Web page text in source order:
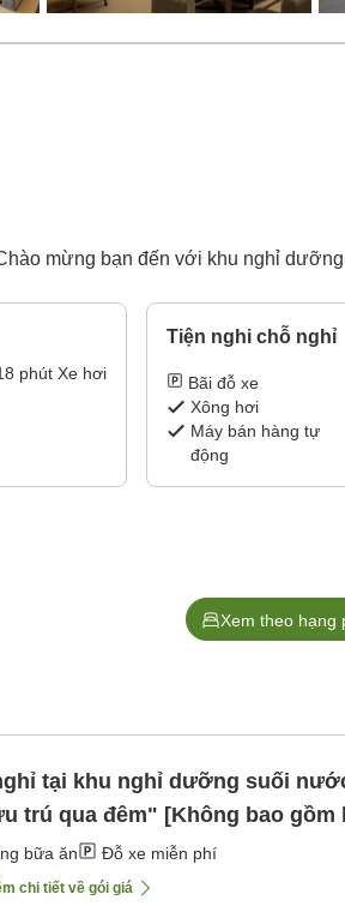
mừng bạn đến với khu nghỉ
phút Xe hơi
Tiện nghi chỗ nghỉ
Bãi đỗ xe
Xông hơi
Máy bán hàng tự
động
Xem theo hạng
tại khu nghỉ dưỡng suối
trú qua đêm" [Không bao gồm
bữa ăn Đỗ xe miễn phí
chi tiết về gói giá